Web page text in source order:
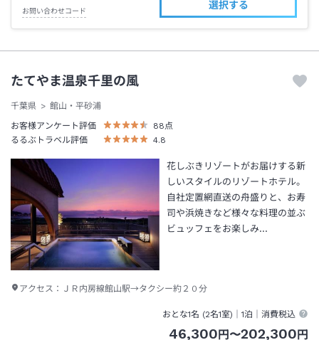
お問い合わせコード
選択する
たてやま温泉千里の風
千葉県
館山・平砂浦
お客様アンケート評価
88点
るるぶトラベル評価
4.8
花しぶきリゾートがお届けする新
しいスタイルのリゾートホテル。
自社定置網直送の舟盛りと、お寿
司や浜焼きなど様々な料理の並ぶ
ビュッフェをお楽しみ…
アクセス： ＪＲ内房線館山駅→タクシー約２０分
おとな1名 (2名1室)｜1泊 ｜消費税込
46,300円〜202,300円